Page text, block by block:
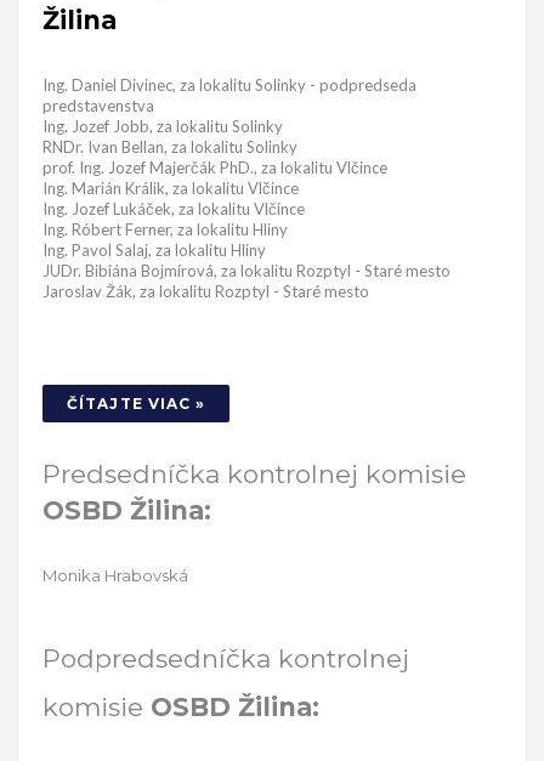
Žilina
Ing. Daniel Divinec, za lokalitu Solinky - podpredseda
predstavenstva
Ing. Jozef Jobb, za lokalitu Solinky
RNDr. Ivan Bellan, za lokalitu Solinky
prof. Ing. Jozef Majerčák PhD., za lokalitu Vlčince
Ing. Marián Králik, za lokalitu Vlčince
Ing. Jozef Lukáček, za lokalitu Vlčince
Ing. Róbert Ferner, za lokalitu Hliny
Ing. Pavol Salaj, za lokalitu Hliny
JUDr. Bibiána Bojmírová, za lokalitu Rozptyl - Staré mesto
Jaroslav Žák, za lokalitu Rozptyl - Staré mesto
ČÍTAJTE VIAC »
Predsedníčka kontrolnej komisie
OSBD Žilina:
Monika Hrabovská
Podpredsedníčka kontrolnej
komisie OSBD Žilina: